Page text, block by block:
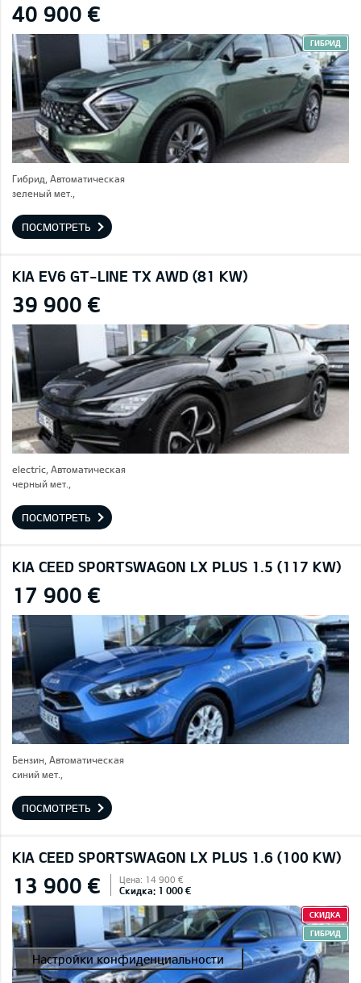
40 900 €
ГИБРИД
Гибрид, Автоматическая
зеленый мет.,
ПОСМОТРЕТЬ
KIA EV6 GT-LINE TX AWD (81 KW)
39 900 €
electric, Автоматическая
черный мет.,
ПОСМОТРЕТЬ
KIA CEED SPORTSWAGON LX PLUS 1.5 (117 KW)
17 900 €
Бензин, Автоматическая
синий мет.,
ПОСМОТРЕТЬ
KIA CEED SPORTSWAGON LX PLUS 1.6 (100 KW)
13 900 € Цена: 14 900 €
Скидка: 1 000 €
СКИДКА
ГИБРИД